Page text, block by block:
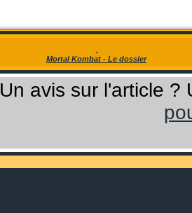
Mortal Kombat - Le dossier
Un avis sur l'article